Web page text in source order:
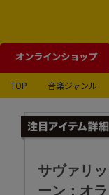
オンラインショップ
TOP 音楽ジャンル
サヴァリ
ーン：オ